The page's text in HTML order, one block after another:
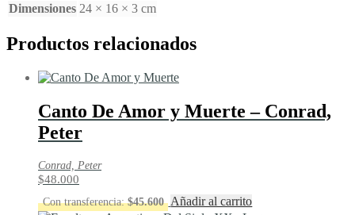
Dimensiones 24 × 16 × 3 cm
Productos relacionados
Canto De Amor y Muerte – Conrad,
Peter
Conrad, Peter
$48.000
Con transferencia:$45.600 Añadir al carrito